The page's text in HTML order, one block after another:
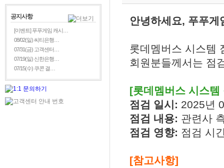
공지사항
[이벤트] 푸푸게임 캐시…
08/02(일) 씨티은행…
07/31(금) 고객센터…
07/19(일) 신한은행…
07/15(수) 쿠콘 결…
안녕하세요, 푸푸게
롯데멤버스 시스템
회원분들께서는 점
[롯데멤버스 시스템
점검 일시: 2025년
점검 내용: 관련사
점검 영향: 점검 시
[참고사항]